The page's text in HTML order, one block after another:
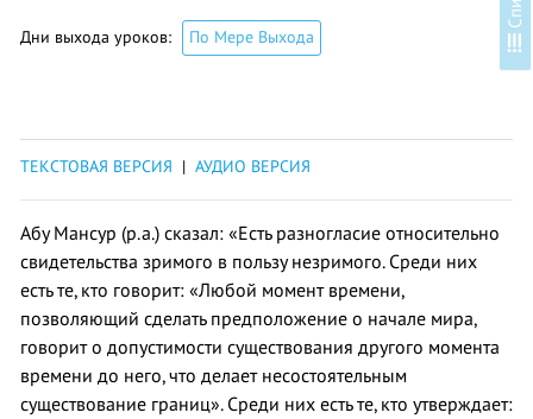
Дни выхода уроков: По Мере Выхода
ТЕКСТОВАЯ ВЕРСИЯ | АУДИО ВЕРСИЯ
Абу Мансур (р.а.) сказал: «Есть разногласие относительно
свидетельства зримого в пользу незримого. Среди них
есть те, кто говорит: «Любой момент времени,
позволяющий сделать предположение о начале мира,
говорит о допустимости существования другого момента
времени до него, что делает несостоятельным
существование границ». Среди них есть те, кто утверждает: